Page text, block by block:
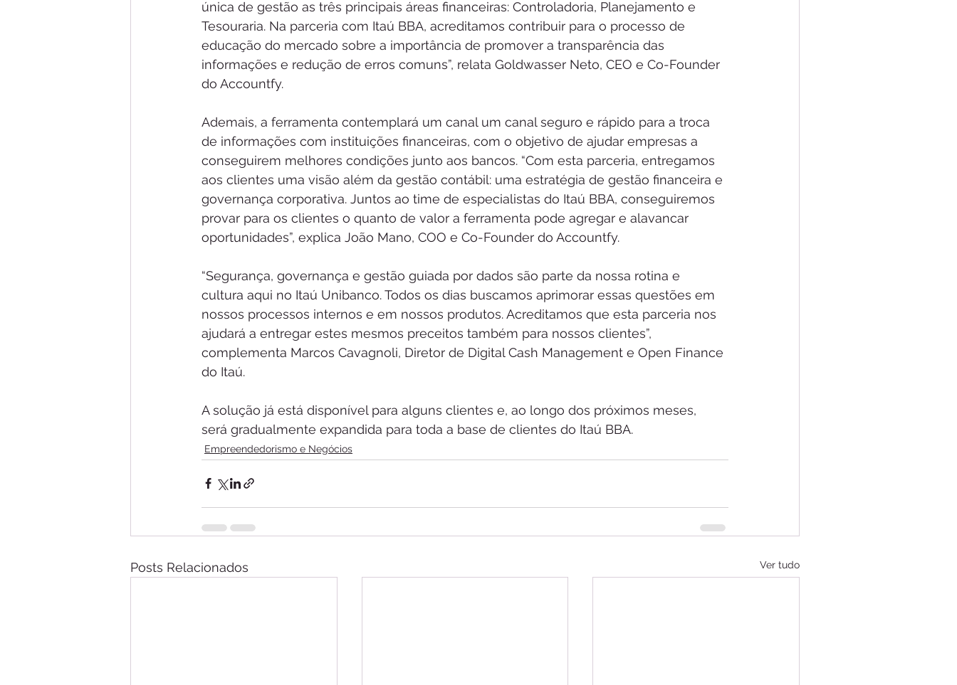
única de gestão as três principais áreas financeiras: Controladoria, Planejamento e
Tesouraria. Na parceria com Itaú BBA, acreditamos contribuir para o processo de
educação do mercado sobre a importância de promover a transparência das
informações e redução de erros comuns”, relata Goldwasser Neto, CEO e Co-Founder
do Accountfy.
Ademais, a ferramenta contemplará um canal um canal seguro e rápido para a troca
de informações com instituições financeiras, com o objetivo de ajudar empresas a
conseguirem melhores condições junto aos bancos. “Com esta parceria, entregamos
aos clientes uma visão além da gestão contábil: uma estratégia de gestão financeira e
governança corporativa. Juntos ao time de especialistas do Itaú BBA, conseguiremos
provar para os clientes o quanto de valor a ferramenta pode agregar e alavancar
oportunidades”, explica João Mano, COO e Co-Founder do Accountfy.
“Segurança, governança e gestão guiada por dados são parte da nossa rotina e
cultura aqui no Itaú Unibanco. Todos os dias buscamos aprimorar essas questões em
nossos processos internos e em nossos produtos. Acreditamos que esta parceria nos
ajudará a entregar estes mesmos preceitos também para nossos clientes”,
complementa Marcos Cavagnoli, Diretor de Digital Cash Management e Open Finance
do Itaú.
A solução já está disponível para alguns clientes e, ao longo dos próximos meses,
será gradualmente expandida para toda a base de clientes do Itaú BBA.
Empreendedorismo e Negócios
Posts Relacionados Ver tudo